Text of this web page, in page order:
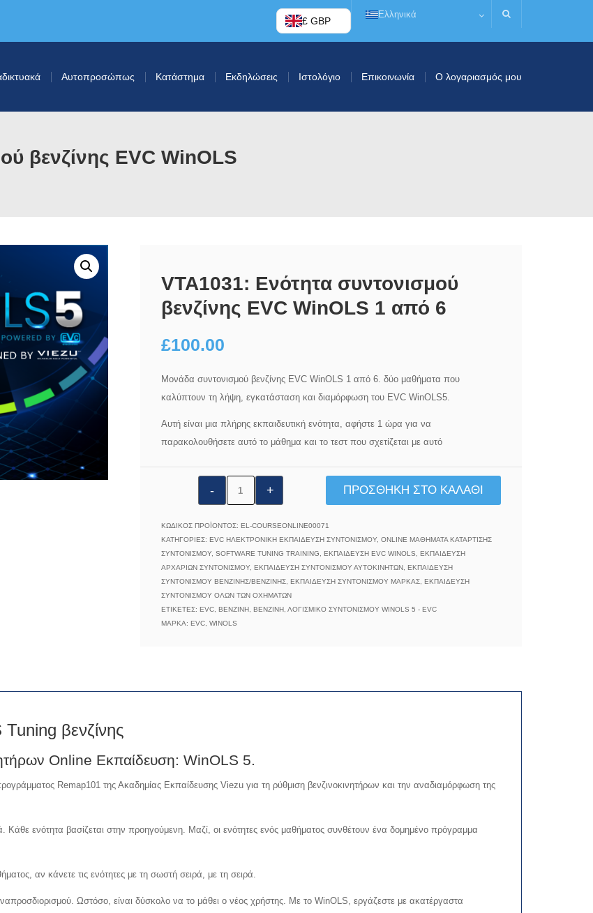
£ GBP
Ελληνικά
Αυτοπροσώπως Κατάστημα Εκδηλώσεις Ιστολόγιο Επικοινωνία Ο λογαριασμός μου
βενζίνης EVC WinOLS
VTA1031: Ενότητα συντονισμού
βενζίνης EVC WinOLS 1 από 6
£100.00
Μονάδα συντονισμού βενζίνης EVC WinOLS 1 από 6. δύο μαθήματα που
καλύπτουν τη λήψη, εγκατάσταση και διαμόρφωση του EVC WinOLS5.
Αυτή είναι μια πλήρης εκπαιδευτική ενότητα, αφήστε 1 ώρα για να
παρακολουθήσετε αυτό το μάθημα και το τεστ που σχετίζεται με αυτό
Ενότητα
βενζίνης
EVC
1
από
6
ΠΡΟΣΘΉΚΗ ΣΤΟ ΚΑΛΆΘΙ
ΚΩΔΙΚΌΣ ΠΡΟΪΌΝΤΟΣ: EL-COURSEONLINE00071
ΚΑΤΗΓΟΡΊΕΣ: EVC ΗΛΕΚΤΡΟΝΙΚΉ ΕΚΠΑΊΔΕΥΣΗ ΣΥΝΤΟΝΙΣΜΟΎ, ONLINE ΜΑΘΉΜΑΤΑ ΚΑΤΆΡΤΙΣΗΣ
ΣΥΝΤΟΝΙΣΜΟΎ, SOFTWARE TUNING TRAINING ΕΚΠΑΊΔΕΥΣΗ EVC WINOLS
ΕΚΠΑΊΔΕΥΣΗ
ΑΡΧΆΡΙΩΝ ΣΥΝΤΟΝΙΣΜΟΎ, ΕΚΠΑΊΔΕΥΣΗ ΣΥΝΤΟΝΙΣΜΟΎ ΑΥΤΟΚΙΝΉΤΩΝ, ΕΚΠΑΊΔΕΥΣΗ
ΣΥΝΤΟΝΙΣΜΟΎ ΒΕΝΖΊΝΗΣ/ΒΕΝΖΊΝΗΣ, ΕΚΠΑΊΔΕΥΣΗ ΣΥΝΤΟΝΙΣΜΟΎ ΜΆΡΚΑΣ, ΕΚΠΑΊΔΕΥΣΗ
ΣΥΝΤΟΝΙΣΜΟΎ ΌΛΩΝ ΤΩΝ ΟΧΗΜΆΤΩΝ
ΕΤΙΚΈΤΕΣ: EVC, ΒΕΝΖΊΝΗ, ΒΕΝΖΊΝΗ, ΛΟΓΙΣΜΙΚΌ ΣΥΝΤΟΝΙΣΜΟΎ WINOLS 5 - EVC
ΜΆΡΚΑ: EVC, WINOLS
βενζίνης
Online Εκπαίδευση: WinOLS 5.
Remap101 της Ακαδημίας Εκπαίδευσης Viezu για τη ρύθμιση βενζινοκινητήρων και την αναδιαμόρφωση της
Κάθε ενότητα βασίζεται στην προηγούμενη. Μαζί, οι ενότητες ενός μαθήματος συνθέτουν ένα δομημένο πρόγραμμα
αν κάνετε τις ενότητες με τη σωστή σειρά, με τη σειρά.
Ωστόσο, είναι δύσκολο να το μάθει ο νέος χρήστης. Με το WinOLS, εργάζεστε με ακατέργαστα